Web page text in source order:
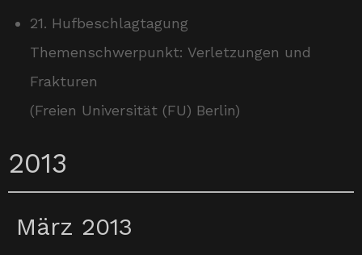
21. Hufbeschlagtagung
Themenschwerpunkt: Verletzungen und
Frakturen
(Freien Universität (FU) Berlin)
2013
März 2013